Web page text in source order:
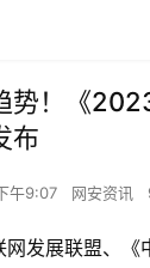
势！《
布
午9:07 网安资讯
发展联盟、《